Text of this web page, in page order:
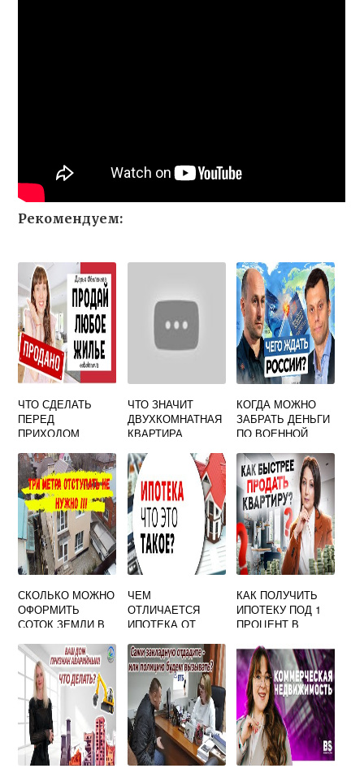
Рекомендуем:
ЧТО СДЕЛАТЬ
ПЕРЕД
ПРИХОДОМ
КВАРТИРЫ
ЧТОБЫ КУПИЛИ
ЧТО ЗНАЧИТ
ДВУХКОМНАТНАЯ
КВАРТИРА
КОГДА МОЖНО
ЗАБРАТЬ ДЕНЬГИ
ПО ВОЕННОЙ
СКОЛЬКО МОЖНО
ОФОРМИТЬ
СОТОК ЗЕМЛИ В
ЧЕМ
ОТЛИЧАЕТСЯ
ИПОТЕКА ОТ
КАК ПОЛУЧИТЬ
ИПОТЕКУ ПОД 1
ПРОЦЕНТ В